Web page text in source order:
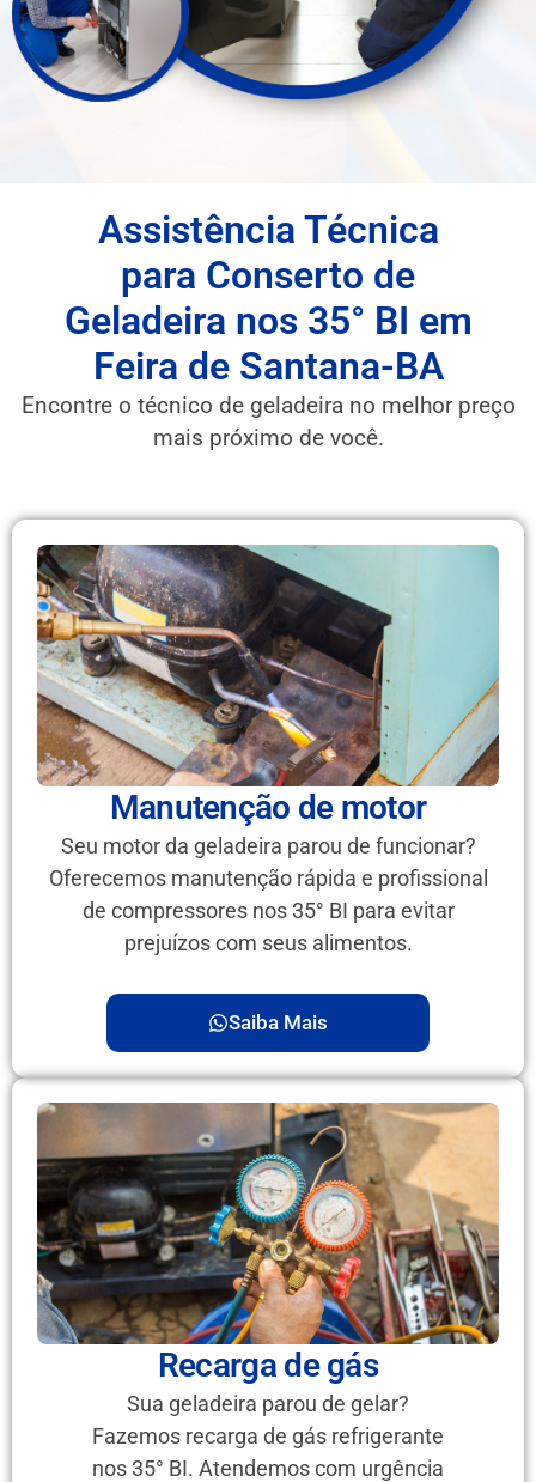
Assistência Técnica
para Conserto de
Geladeira nos 35° BI em
Feira de Santana-BA
Encontre o técnico de geladeira no melhor preço
mais próximo de você.
Manutenção de motor
Seu motor da geladeira parou de funcionar?
Oferecemos manutenção rápida e profissional
de compressores nos 35° BI para evitar
prejuízos com seus alimentos.
Saiba Mais
Recarga de gás
Sua geladeira parou de gelar?
Fazemos recarga de gás refrigerante
nos 35° BI. Atendemos com urgência